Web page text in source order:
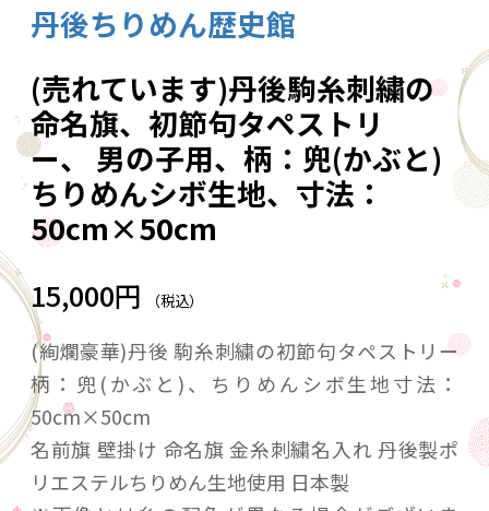
丹後ちりめん歴史館
(売れています)丹後駒糸刺繍の
命名旗、初節句タペストリ
ー、 男の子用、柄：兜(かぶと)
ちりめんシボ生地、寸法：
50cm×50cm
15,000円 （税込）
(絢爛豪華)丹後 駒糸刺繍の初節句タペストリー
柄：兜(かぶと)、ちりめんシボ生地寸法：
50cm×50cm
名前旗 壁掛け 命名旗 金糸刺繍名入れ 丹後製ポ
リエステルちりめん生地使用 日本製